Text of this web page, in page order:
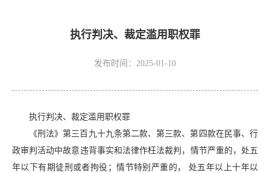
执行判决、裁定滥用职权罪
发布时间：2025-01-10
执行判决、裁定滥用职权罪
《刑法》第三百九十九条第二款、第三款、第四款在民事、行
政审判活动中故意违背事实和法律作枉法裁判，情节严重的，处五
年以下有期徒刑或者拘役；情节特别严重的， 处五年以上十年以